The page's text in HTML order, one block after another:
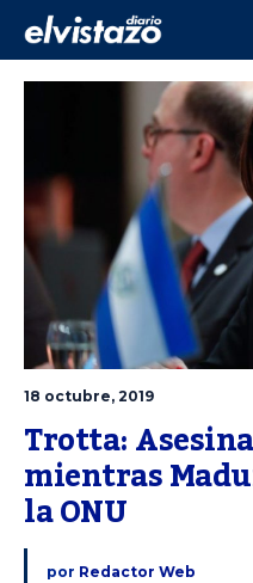
18 octubre, 2019
Trotta:
mientras
la ONU
por Redactor Web